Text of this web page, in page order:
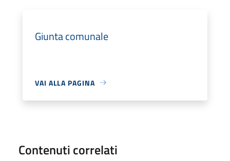
Giunta comunale
VAI ALLA PAGINA
Contenuti correlati